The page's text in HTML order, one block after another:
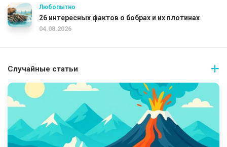
Любопытно
26 интересных фактов о бобрах и их плотинах
04.08.2026
Случайные статьи